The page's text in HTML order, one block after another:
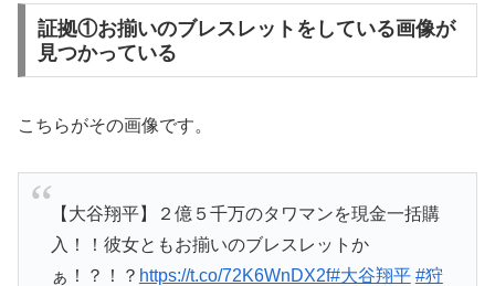
証拠①お揃いのブレスレットをしている画像が
見つかっている
こちらがその画像です。
【大谷翔平】２億５千万のタワマンを現金一括購
入！！彼女ともお揃いのブレスレットか
ぁ！？！？ https://t.co/72K6WnDX2f#大谷翔平 #狩